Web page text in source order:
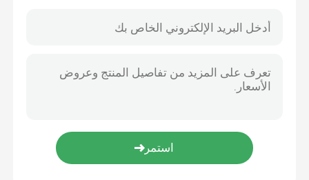
صمام الفراشة الصناعية
صمام هوائي بدرجة حرارة عالية